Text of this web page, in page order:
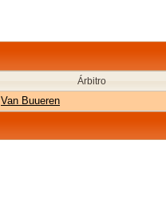
Árbitro
Van Buueren